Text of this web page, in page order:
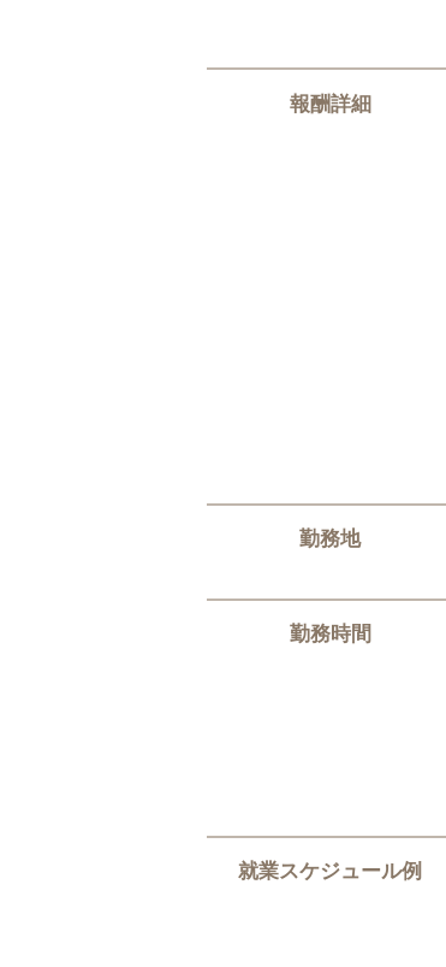
報酬詳細
勤務地
勤務時間
就業スケジュール例